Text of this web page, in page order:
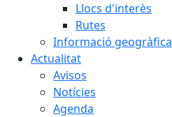
Llocs d'interès
Rutes
Informació geogràfica
Actualitat
Avisos
Notícies
Agenda